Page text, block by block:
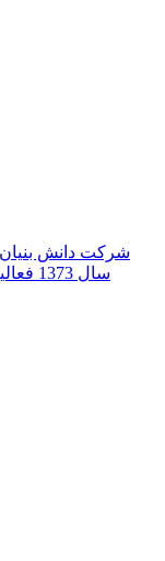
شرکت دانش بنیان
سال